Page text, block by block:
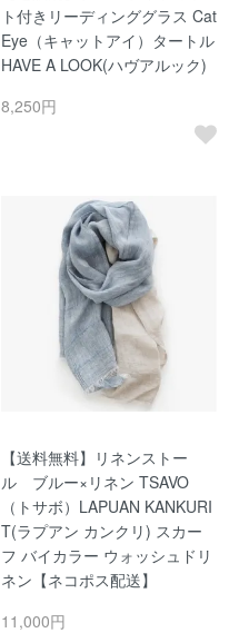
ト付きリーディンググラス Cat
Eye（キャットアイ）タートル
HAVE A LOOK(ハヴアルック)
8,250円
【送料無料】リネンストー
ル ブルー×リネン TSAVO
（トサボ）LAPUAN KANKURI
T(ラプアン カンクリ) スカー
フ バイカラー ウォッシュドリ
ネン【ネコポス配送】
11,000円